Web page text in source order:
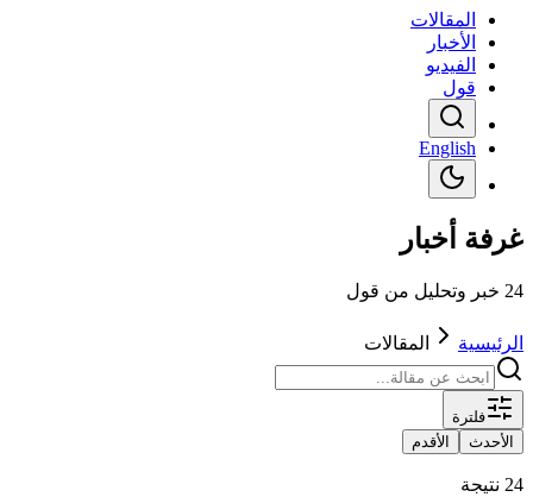
المقالات
الأخبار
الفيديو
قول
English
غرفة أخبار
24 خبر وتحليل من قول
الرئيسية المقالات
فلترة
الأحدث
الأقدم
24 نتيجة